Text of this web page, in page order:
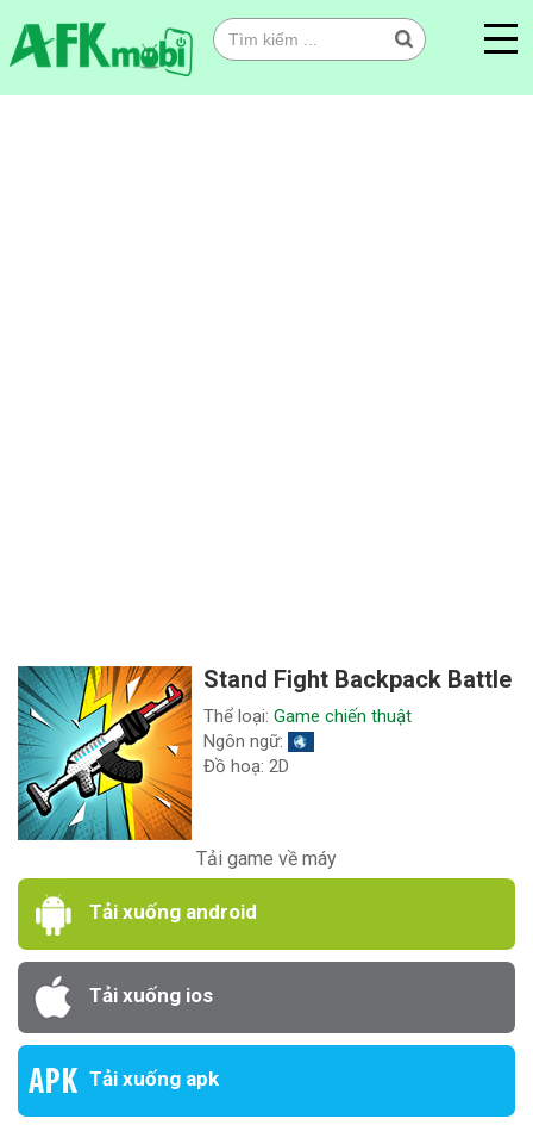
Stand Fight Backpack Battle
Thể loại:Game chiến thuật
Ngôn ngữ:
Đồ hoạ: 2D
Tải game về máy
Tải xuống android
Tải xuống ios
Tải xuống apk